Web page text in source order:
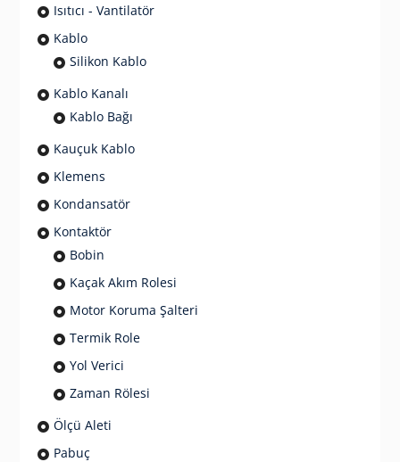
Isıtıcı - Vantilatör
Kablo
Silikon Kablo
Kablo Kanalı
Kablo Bağı
Kauçuk Kablo
Klemens
Kondansatör
Kontaktör
Bobin
Kaçak Akım Rolesi
Motor Koruma Şalteri
Termik Role
Yol Verici
Zaman Rölesi
Ölçü Aleti
Pabuç